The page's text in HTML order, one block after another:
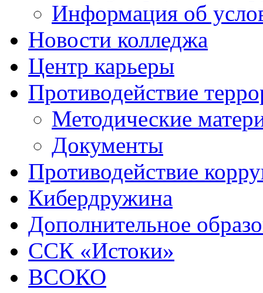
Информация об
Новости колледжа
Центр карьеры
Противодействие
Методические
Документы
Противодействие
Кибердружина
Дополнительное
ССК «Истоки»
ВСОКО